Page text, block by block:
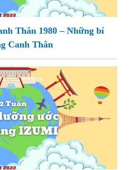
Thân 1980 – Những bí
Canh Thân